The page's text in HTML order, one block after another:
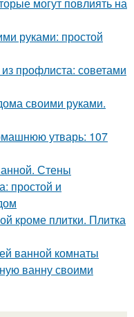
руками: простой
профлиста: советами
своими руками.
утварь: 107
Стены
простой и
кроме плитки. Плитка
ванной комнаты
ванну своими